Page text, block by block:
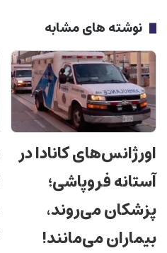
نوشته های مشابه
اورژانس‌های کانادا در
آستانه فروپاشی؛
پزشکان می‌روند،
بیماران می‌مانند!